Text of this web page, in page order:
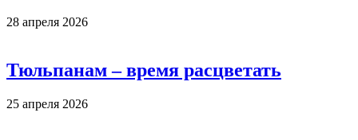
28 апреля 2026
Тюльпанам – время расцветать
25 апреля 2026